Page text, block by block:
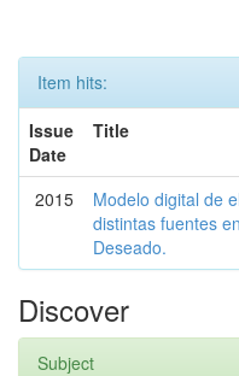
Item hits:
Issue
Date
Title
2015
Modelo digital de
distintas fuentes
Deseado.
Discover
Subject